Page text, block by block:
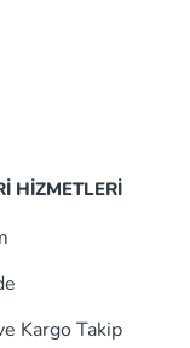
HİZMETLERİ
Kargo Takip